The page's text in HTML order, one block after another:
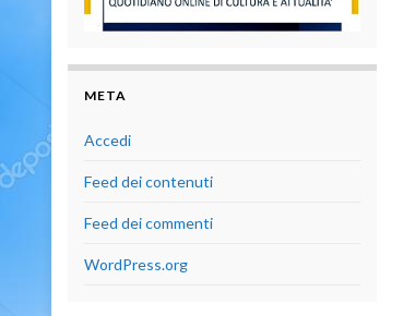
META
Accedi
Feed dei contenuti
Feed dei commenti
WordPress.org